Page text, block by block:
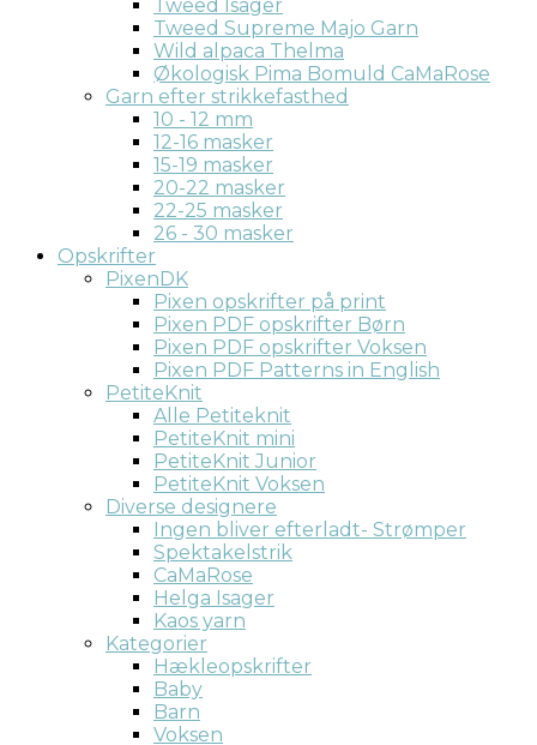
Tweed Isager
Tweed Supreme Majo Garn
Wild alpaca Thelma
Økologisk Pima Bomuld CaMaRose
Garn efter strikkefasthed
10 - 12 mm
12-16 masker
15-19 masker
20-22 masker
22-25 masker
26 - 30 masker
Opskrifter
PixenDK
Pixen opskrifter på print
Pixen PDF opskrifter Børn
Pixen PDF opskrifter Voksen
Pixen PDF Patterns in English
PetiteKnit
Alle Petiteknit
PetiteKnit mini
PetiteKnit Junior
PetiteKnit Voksen
Diverse designere
Ingen bliver efterladt- Strømper
Spektakelstrik
CaMaRose
Helga Isager
Kaos yarn
Kategorier
Hækleopskrifter
Baby
Barn
Voksen